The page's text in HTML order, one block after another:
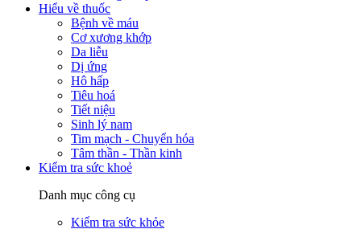
Hiểu về thuốc
Bệnh về máu
Cơ xương khớp
Da liễu
Dị ứng
Hô hấp
Tiêu hoá
Tiết niệu
Sinh lý nam
Tim mạch - Chuyển hóa
Tâm thần - Thần kinh
Kiểm tra sức khoẻ
Danh mục công cụ
Kiểm tra sức khỏe